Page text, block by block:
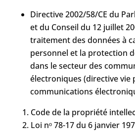
Directive 2002/58/CE du
et du Conseil du 12 juillet
traitement des données à
personnel et la protection
dans le secteur des
électroniques (directive vie
communications
Code de la propriété
Loi nᵒ 78-17 du 6 janvier